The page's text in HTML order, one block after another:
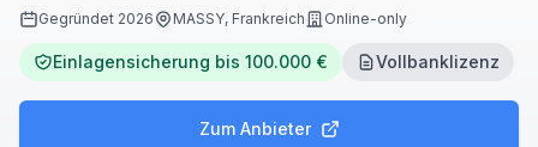
Gegründet 2026 MASSY, Frankreich Online-only
Einlagensicherung bis 100.000 € Vollbanklizenz
Zum Anbieter